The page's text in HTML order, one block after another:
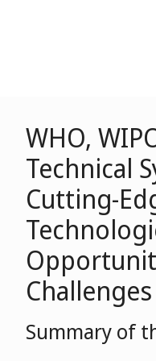
WHO,
Technical
Cutting-
Challenges
Summary of